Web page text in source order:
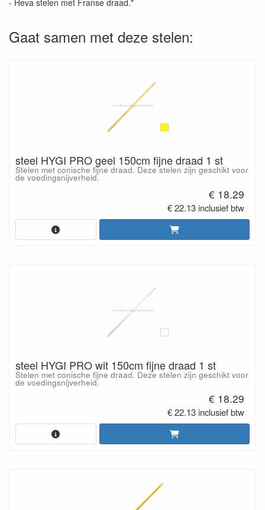
- Heva stelen met Franse draad."
Gaat samen met deze stelen:
steel HYGI PRO geel 150cm fijne draad 1 st
Stelen met conische fijne draad. Deze stelen zijn geschikt voor
de voedingsnijverheid.
€ 18.29
€ 22.13 inclusief btw
steel HYGI PRO wit 150cm fijne draad 1 st
Stelen met conische fijne draad. Deze stelen zijn geschikt voor
de voedingsnijverheid.
€ 18.29
€ 22.13 inclusief btw